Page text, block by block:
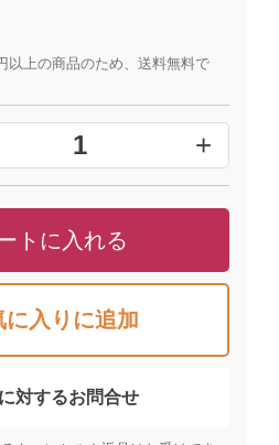
以上の商品のため、送料無料で
1 +
トに入れる
に入りに追加
対するお問合せ​